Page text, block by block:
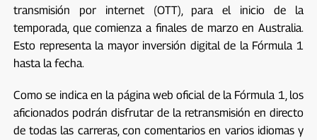
transmisión por internet (OTT), para el inicio de la
temporada, que comienza a finales de marzo en Australia.
Esto representa la mayor inversión digital de la Fórmula 1
hasta la fecha.
Como se indica en la página web oficial de la Fórmula 1, los
aficionados podrán disfrutar de la retransmisión en directo
de todas las carreras, con comentarios en varios idiomas y